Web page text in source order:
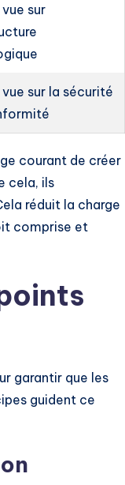
sur
sur la sécurité
courant de créer
cela, ils
réduit la charge
comprise et
garantir que les
guident ce